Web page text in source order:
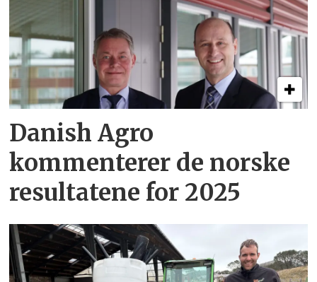
Danish Agro
kommenterer de norske
resultatene for 2025